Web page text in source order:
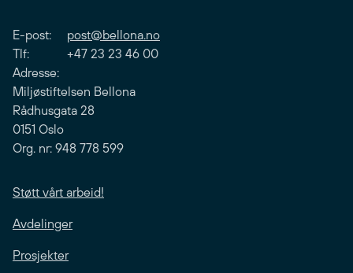
E-post: post@bellona.no
Tlf: +47 23 23 46 00
Adresse:
Miljøstiftelsen Bellona
Rådhusgata 28
0151 Oslo
Org. nr: 948 778 599
Støtt vårt arbeid!
Avdelinger
Prosjekter